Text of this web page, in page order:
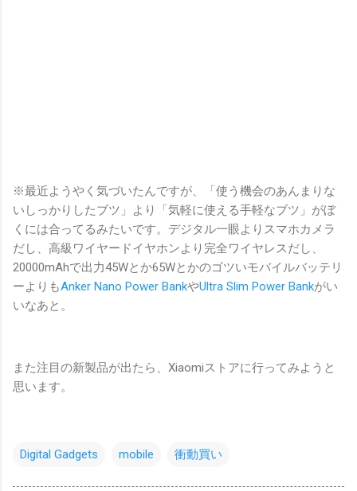
※最近ようやく気づいたんですが、「使う機会のあんまりな
いしっかりしたブツ」より「気軽に使える手軽なブツ」がぼ
くには合ってるみたいです。デジタル一眼よりスマホカメラ
だし、高級ワイヤードイヤホンより完全ワイヤレスだし、
20000mAhで出力45Wとか65Wとかのゴツいモバイルバッテリ
ーよりもAnker Nano Power BankやUltra Slim Power Bankがい
いなあと。
また注目の新製品が出たら、Xiaomiストアに行ってみようと
思います。
Digital Gadgets mobile 衝動買い